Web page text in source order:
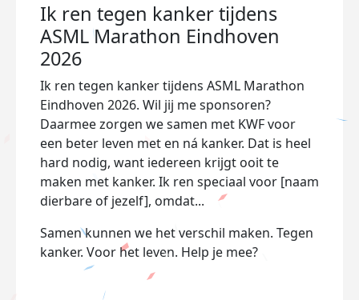
Ik ren tegen kanker tijdens
ASML Marathon Eindhoven
2026
Ik ren tegen kanker tijdens ASML Marathon
Eindhoven 2026. Wil jij me sponsoren?
Daarmee zorgen we samen met KWF voor
een beter leven met en ná kanker. Dat is heel
hard nodig, want iedereen krijgt ooit te
maken met kanker. Ik ren speciaal voor [naam
dierbare of jezelf], omdat...
Samen kunnen we het verschil maken. Tegen
kanker. Voor het leven. Help je mee?